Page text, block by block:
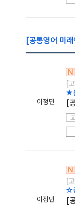
[공통영어 미
이정민
N
[
★
[
이정민
N
[
☆
[